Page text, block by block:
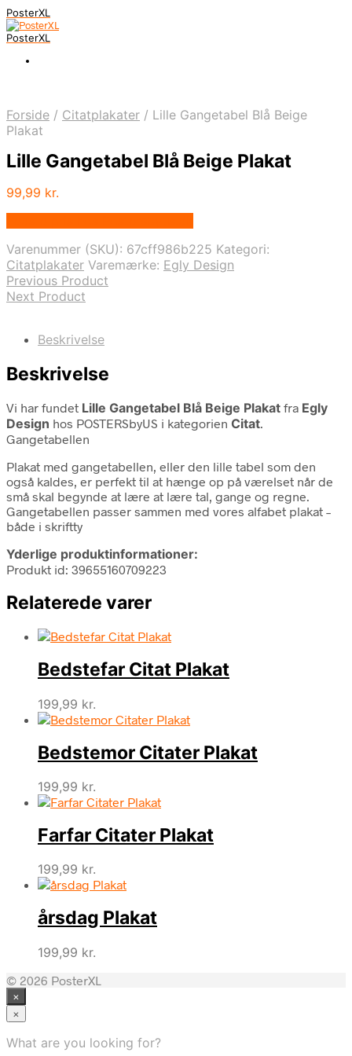
PosterXL
PosterXL
Forside / Citatplakater / Lille Gangetabel Blå Beige
Plakat
Lille Gangetabel Blå Beige Plakat
99,99 kr.
Varenummer (SKU): 67cff986b225 Kategori:
Citatplakater Varemærke: Egly Design
Previous Product
Next Product
Beskrivelse
Beskrivelse
Vi har fundet Lille Gangetabel Blå Beige Plakat fra Egly
Design hos POSTERSbyUS i kategorien Citat.
Gangetabellen
Plakat med gangetabellen, eller den lille tabel som den
også kaldes, er perfekt til at hænge op på værelset når de
små skal begynde at lære at lære tal, gange og regne.
Gangetabellen passer sammen med vores alfabet plakat –
både i skriftty
Yderlige produktinformationer:
Produkt id: 39655160709223
Relaterede varer
Bedstefar Citat Plakat
199,99 kr.
Bedstemor Citater Plakat
199,99 kr.
Farfar Citater Plakat
199,99 kr.
årsdag Plakat
199,99 kr.
© 2026 PosterXL
×
×
What are you looking for?